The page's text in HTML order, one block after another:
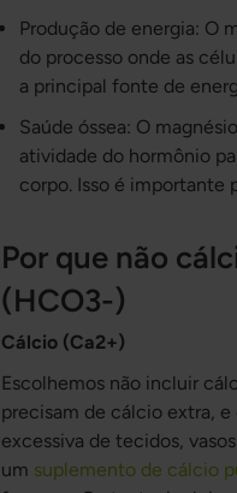
Produção de energia: O
do processo onde as
a principal fonte de
Saúde óssea: O
atividade do hormônio
corpo. Isso é importante
Por que não
(HCO3-)
Cálcio (Ca2+)
Escolhemos não incluir
precisam de cálcio extra,
excessiva de tecidos,
um suplemento de cálcio